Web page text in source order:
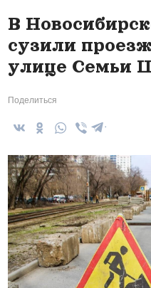
В
сузили
улице Семьи
Поделиться